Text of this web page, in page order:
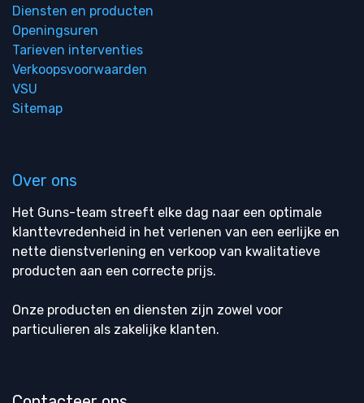
Diensten en producten
Openingsuren
Tarieven interventies
Verkoopsvoorwaarden
VSU
Sitemap
Over ons
Het Guns-team streeft elke dag naar een optimale
klanttevredenheid in het verlenen van een eerlijke en
nette dienstverlening en verkoop van kwalitatieve
producten aan een correcte prijs.
Onze producten en diensten zijn zowel voor
particulieren als zakelijke klanten.